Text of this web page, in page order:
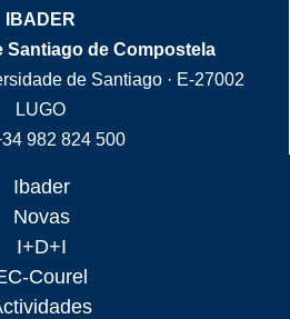
IBADER
Santiago de Compostela
de Santiago · E-27002
LUGO
982 824 500
Ibader
Novas
I+D+I
Courel